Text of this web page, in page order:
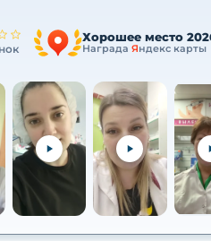
Хорошее место
НаградаЯндекс карты